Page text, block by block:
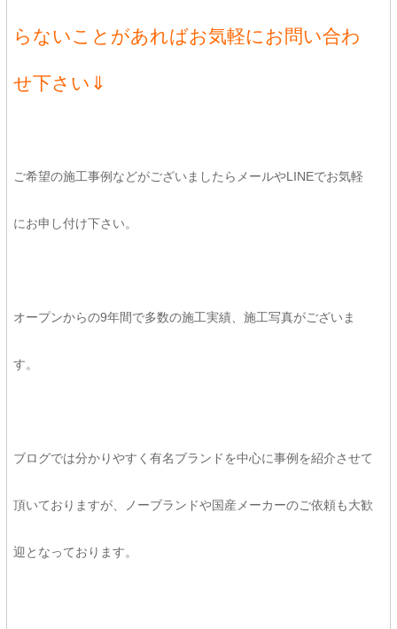
らないことがあればお気軽にお問い合わ
せ下さい⇓
ご希望の施工事例などがございましたらメールやLINEでお気軽
にお申し付け下さい。
オープンからの9年間で多数の施工実績、施工写真がございま
す。
ブログでは分かりやすく有名ブランドを中心に事例を紹介させて
頂いておりますが、ノーブランドや国産メーカーのご依頼も大歓
迎となっております。